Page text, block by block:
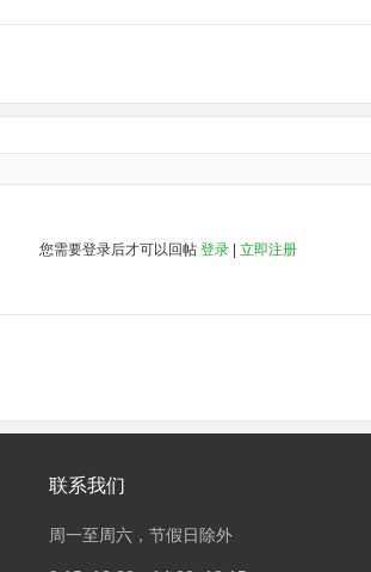
您需要登录后才可以回帖 登录| 立即注册
联系我们
周一至周六，节假日除外